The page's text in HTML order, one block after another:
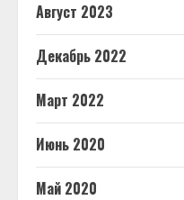
Август 2023
Декабрь 2022
Март 2022
Июнь 2020
Май 2020